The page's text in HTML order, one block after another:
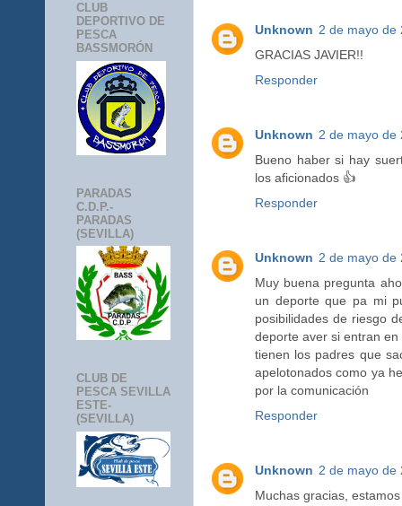
Unknown 2 de mayo de
GRACIAS JAVIER!!
Responder
Unknown 2 de mayo de
Bueno haber si hay
los aficionados 👍
Responder
Unknown 2 de mayo de
Muy buena pregunta
un deporte que pa mi
posibilidades de riesgo
deporte aver si entran
tienen los padres que
apelotonados como ya
por la comunicación
Responder
Unknown 2 de mayo de
Muchas gracias,
CLUB
DEPORTIVO DE
PESCA
BASSMORÓN
PARADAS
C.D.P.-
PARADAS
(SEVILLA)
CLUB DE
PESCA SEVILLA
ESTE-
(SEVILLA)